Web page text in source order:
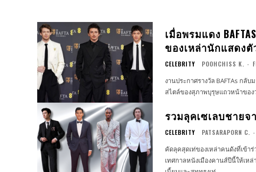
เมื่อพรมแดง
ของเหล่านักแสดง
CELEBRITY POOHCHISS K. -
งานประกาศรางวัล BAFTAs กลั
สไตล์ของสุภาพบุรุษแถวหน้าของ
รวมลุคเซเลบชายจา
CELEBRITY PATSARAPORN C. -
คัดลุคสุดเท่ของเหล่าคนดังที่เข้า
เทศกาลหนังเมืองคานส์ปีนี้ให้เห